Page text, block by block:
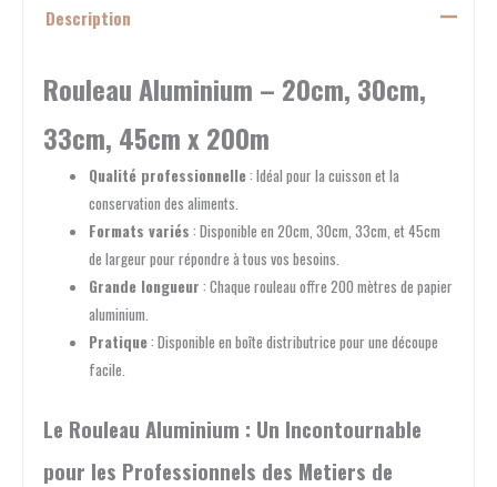
Description
Rouleau Aluminium – 20cm, 30cm,
33cm, 45cm x 200m
Qualité professionnelle: Idéal pour la cuisson et la
conservation des aliments.
Formats variés : Disponible en 20cm, 30cm, 33cm, et 45cm
de largeur pour répondre à tous vos besoins.
Grande longueur : Chaque rouleau offre 200 mètres de papier
aluminium.
Pratique: Disponible en boîte distributrice pour une découpe
facile.
Le Rouleau Aluminium : Un Incontournable
pour les Professionnels des Metiers de